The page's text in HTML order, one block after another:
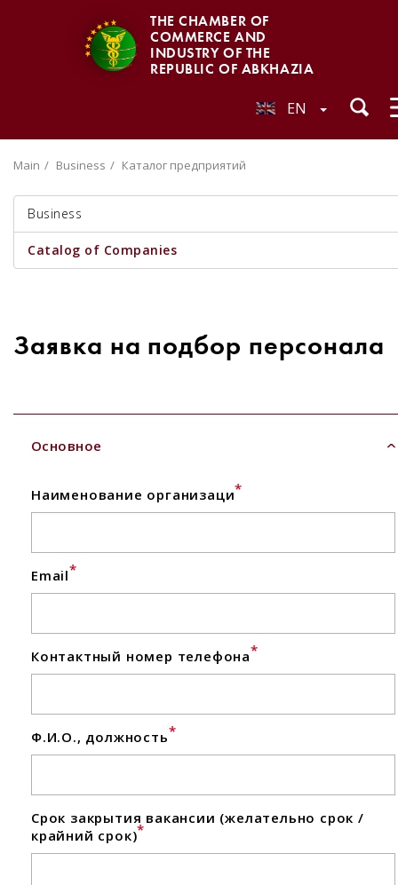
THE CHAMBER OF
COMMERCE AND
INDUSTRY OF THE
REPUBLIC OF ABKHAZIA
EN
Main Business Каталог предприятий
Business
Catalog of Companies
Заявка на подбор персонала
Основное
Наименование организаци*
Email*
Контактный номер телефона*
Ф.И.О., должность*
Срок закрытия вакансии (желательно срок /
крайний срок)*